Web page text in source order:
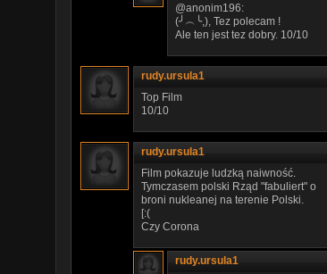
@anonim196:
(╯︵╰,), Tez polecam !
Ale ten jest tez dobry. 10/10
rudy.ursula1
Top Film
10/10
rudy.ursula1
Film pokazuje ludzką naiwność.
Tymczasem polski Rząd "fabuliert" o
broni nukleanej na terenie Polski.
[:(
Czy Corona
rudy.ursula1